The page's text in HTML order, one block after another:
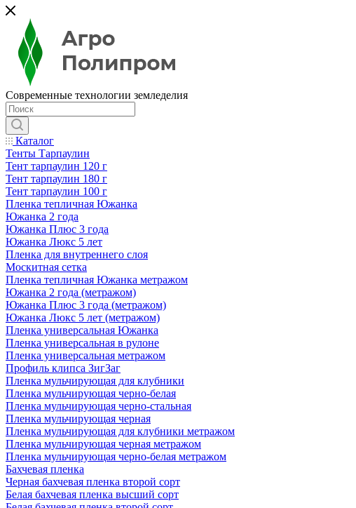
Современные технологии земледелия
Каталог
Тенты Тарпаулин
Тент тарпаулин 120 г
Тент тарпаулин 180 г
Тент тарпаулин 100 г
Пленка тепличная Южанка
Южанка 2 года
Южанка Плюс 3 года
Южанка Люкс 5 лет
Пленка для внутреннего слоя
Москитная сетка
Пленка тепличная Южанка метражом
Южанка 2 года (метражом)
Южанка Плюс 3 года (метражом)
Южанка Люкс 5 лет (метражом)
Пленка универсальная Южанка
Пленка универсальная в рулоне
Пленка универсальная метражом
Профиль клипса ЗигЗаг
Пленка мульчирующая для клубники
Пленка мульчирующая черно-белая
Пленка мульчирующая черно-стальная
Пленка мульчирующая черная
Пленка мульчирующая для клубники метражом
Пленка мульчирующая черная метражом
Пленка мульчирующая черно-белая метражом
Бахчевая пленка
Черная бахчевая пленка второй сорт
Белая бахчевая пленка высший сорт